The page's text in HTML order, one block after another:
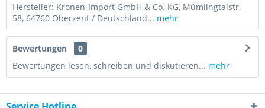
Hersteller: Kronen-Import GmbH & Co. KG, Mümlingtalstr.
58, 64760 Oberzent / Deutschland... mehr
Bewertungen
0
Bewertungen lesen, schreiben und diskutieren... mehr